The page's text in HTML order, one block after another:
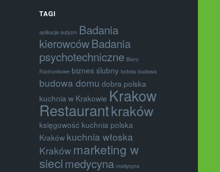
TAGI
aplikacje autyzm Badania
kierowcówBadania
psychotechniczne Biuro
Rachunkowe biznes ślubny botoks budowa
budowa domu dobra polska
kuchnia w Krakowie Krakow
Restaurantkraków
księgowość kuchnia polska
Kraków kuchnia włoska
Krakówmarketing w
siecimedycyna medycyna